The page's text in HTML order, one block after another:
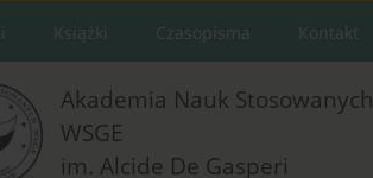
Książki Czasopisma Kontakt
Akademia Nauk Stosowanych
WSGE
im. Alcide De Gasperi